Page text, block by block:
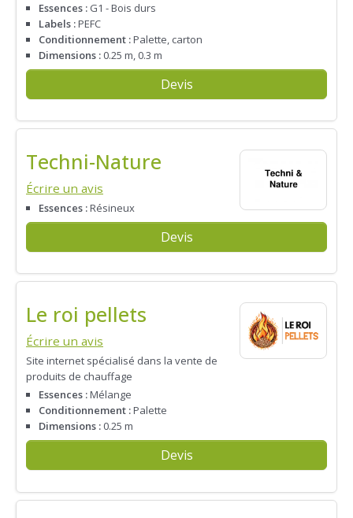
Essences : G1 - Bois durs
Labels :PEFC
Conditionnement :Palette, carton
Dimensions : 0.25 m, 0.3 m
Devis
Techni-Nature
Écrire un avis
Essences :Résineux
Devis
Le roi pellets
Écrire un avis
Site internet spécialisé dans la vente de
produits de chauffage
Essences :Mélange
Conditionnement :Palette
Dimensions : 0.25 m
Devis